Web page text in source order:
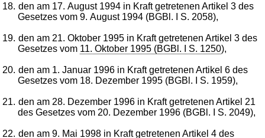
18. den am 17. August 1994 in Kraft getretenen Artikel 3 des
Gesetzes vom 9. August 1994 (BGBl. I S. 2058),
19. den am 21. Oktober 1995 in Kraft getretenen Artikel 3 des
Gesetzes vom 11. Oktober 1995 (BGBl. I S. 1250),
20. den am 1. Januar 1996 in Kraft getretenen Artikel 6 des
Gesetzes vom 18. Dezember 1995 (BGBl. I S. 1959),
21. den am 28. Dezember 1996 in Kraft getretenen Artikel 21
des Gesetzes vom 20. Dezember 1996 (BGBl. I S. 2049),
22. den am 9. Mai 1998 in Kraft getretenen Artikel4 des